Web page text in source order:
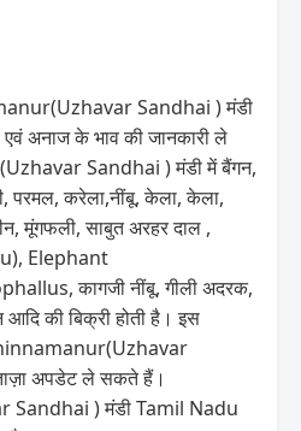
Sandhai ) मंडी
अनाज के भाव की जानकारी ले
Sandhai ) मंडी में बैंगन,
परमल, करेला,नींबू, केला, केला,
मूंगफली, साबुत अरहर दाल ,
Elephant
कागजी नींबू, गीली अदरक,
की बिक्री होती है। इस
अपडेट ले सकते हैं।
) मंडी Tamil Nadu